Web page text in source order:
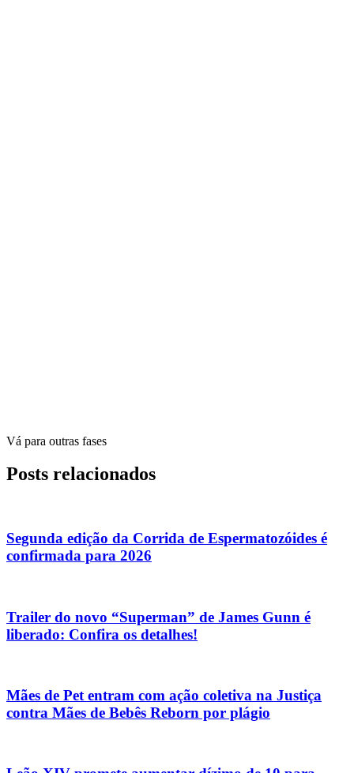
Vá para outras fases
Posts relacionados
Segunda edição da Corrida de Espermatozóides é
confirmada para 2026
Trailer do novo “Superman” de James Gunn é
liberado: Confira os detalhes!
Mães de Pet entram com ação coletiva na Justiça
contra Mães de Bebês Reborn por plágio